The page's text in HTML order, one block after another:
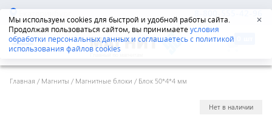
Мы используем cookies для быстрой и удобной работы сайта.
Продолжая пользоваться сайтом, вы принимаетеусловия
обработки персональных данных и соглашаетесь с политикой
использования файлов cookies
✕
Екатеринбург 8-800-555-42-96
Главная /Магниты /Магнитные блоки /Блок 50*4*4 мм
Нет в наличии